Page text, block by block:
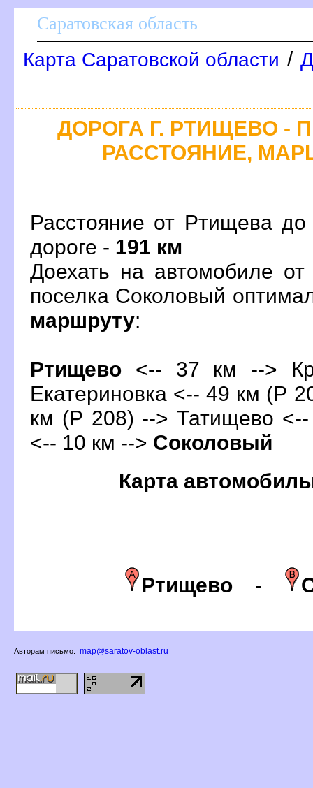
Саратовская область
Карта Саратовской области /
ДОРОГА Г. РТИЩЕВО -
РАССТОЯНИЕ,
Расстояние от Ртищева до
дороге - 191 км
Доехать на автомобиле
поселка Соколовый
маршруту:
Ртищево <-- 37 км -->
Екатериновка <-- 49 км (Р
км (Р 208) --> Татищево
<-- 10 км --> Соколовый
Карта
Ртищево -
Авторам письмо: map@saratov-oblast.ru